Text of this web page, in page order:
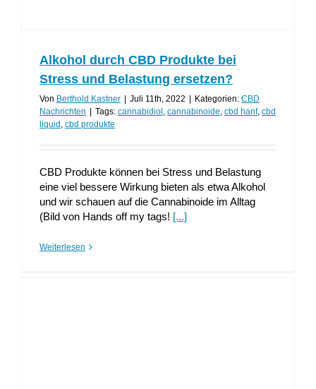
Alkohol durch CBD Produkte bei
Stress und Belastung ersetzen?
Von Berthold Kastner | Juli 11th, 2022 | Kategorien: CBD
Nachrichten | Tags: cannabidiol cannabinoide cbd hanf, cbd
liquid cbd produkte
CBD Produkte können bei Stress und Belastung
eine viel bessere Wirkung bieten als etwa Alkohol
und wir schauen auf die Cannabinoide im Alltag
(Bild von Hands off my tags! [...]
Weiterlesen